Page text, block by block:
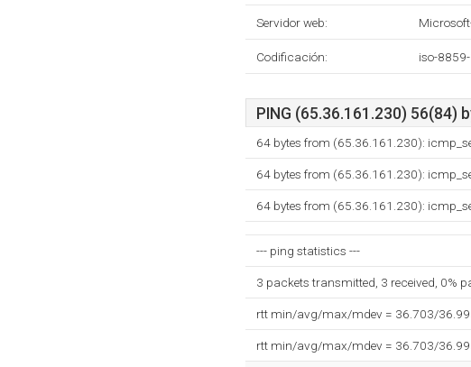
Servidor web:
Codificación: iso-8859-
PING (65.36.161.230) 56(84)
64 bytes from (65.36.161.230):
64 bytes from (65.36.161.230):
64 bytes from (65.36.161.230):
--- ping statistics ---
3 packets transmitted, 3 received, 0%
rtt min/avg/max/mdev = 36.703/
rtt min/avg/max/mdev = 36.703/